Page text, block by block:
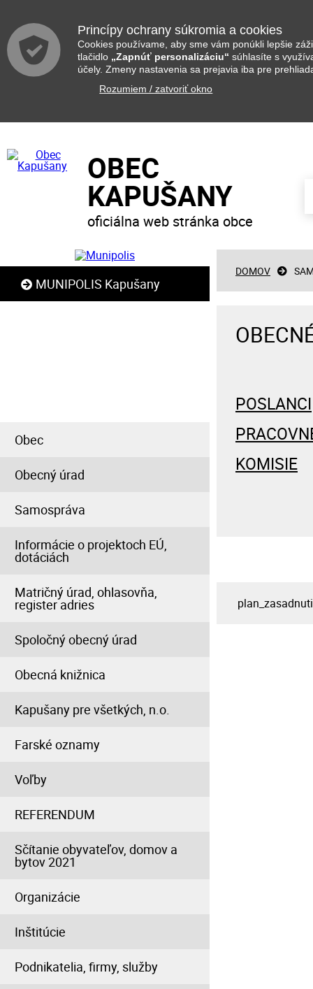
Princípy ochrany súkromia a cookies
Cookies používame, aby sme vám ponúkli lepšie
tlačidlo „Zapnúť personalizáciu“ súhlasíte s
účely. Zmeny nastavenia sa prejavia iba pre
Rozumiem / zatvoriť okno
OBEC
KAPUŠANY
oficiálna web stránka obce
MUNIPOLIS Kapušany
Obec
Obecný úrad
Samospráva
Informácie o projektoch EÚ,
dotáciách
Matričný úrad, ohlasovňa,
register adries
Spoločný obecný úrad
Obecná knižnica
Kapušany pre všetkých, n.o.
Farské oznamy
Voľby
REFERENDUM
Sčítanie obyvateľov, domov a
bytov 2021
Organizácie
Inštitúcie
Podnikatelia, firmy, služby
DOMOV
POSLANCI
KOMISIE